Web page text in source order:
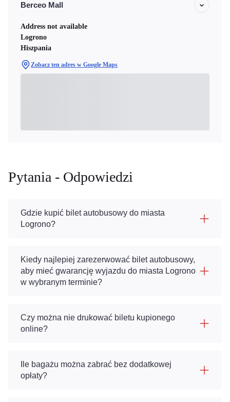
Berceo Mall
Address not available
Logrono
Hiszpania
Zobacz ten adres w Google Maps
Pytania - Odpowiedzi
Gdzie kupić bilet autobusowy do miasta
Logrono?
Kiedy najlepiej zarezerwować bilet autobusowy,
aby mieć gwarancję wyjazdu do miasta Logrono
w wybranym terminie?
Czy można nie drukować biletu kupionego
online?
Ile bagażu można zabrać bez dodatkowej
opłaty?